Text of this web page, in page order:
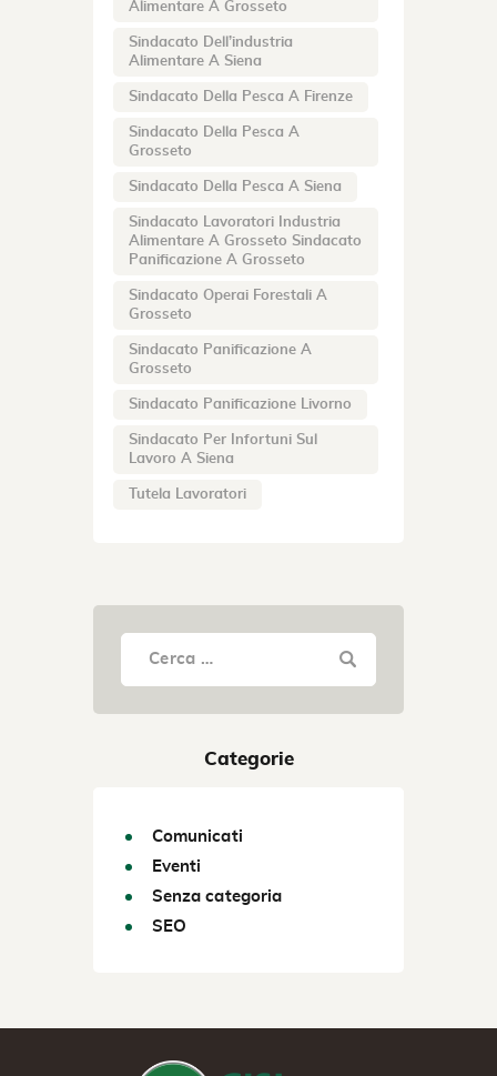
Alimentare A Grosseto
Sindacato Dell’industria
Alimentare A Siena
Sindacato Della Pesca A Firenze
Sindacato Della Pesca A
Grosseto
Sindacato Della Pesca A Siena
Sindacato Lavoratori Industria
Alimentare A Grosseto Sindacato
Panificazione A Grosseto
Sindacato Operai Forestali A
Grosseto
Sindacato Panificazione A
Grosseto
Sindacato Panificazione Livorno
Sindacato Per Infortuni Sul
Lavoro A Siena
Tutela Lavoratori
Categorie
Comunicati
Eventi
Senza categoria
SEO